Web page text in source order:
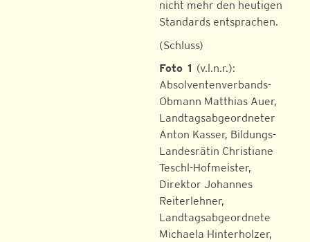
nicht mehr den heutigen
Standards entsprachen.
(Schluss)
Foto 1 (v.l.n.r.):
Absolventenverbands-
Obmann Matthias Auer,
Landtagsabgeordneter
Anton Kasser, Bildungs-
Landesrätin Christiane
Teschl-Hofmeister,
Direktor Johannes
Reiterlehner,
Landtagsabgeordnete
Michaela Hinterholzer,